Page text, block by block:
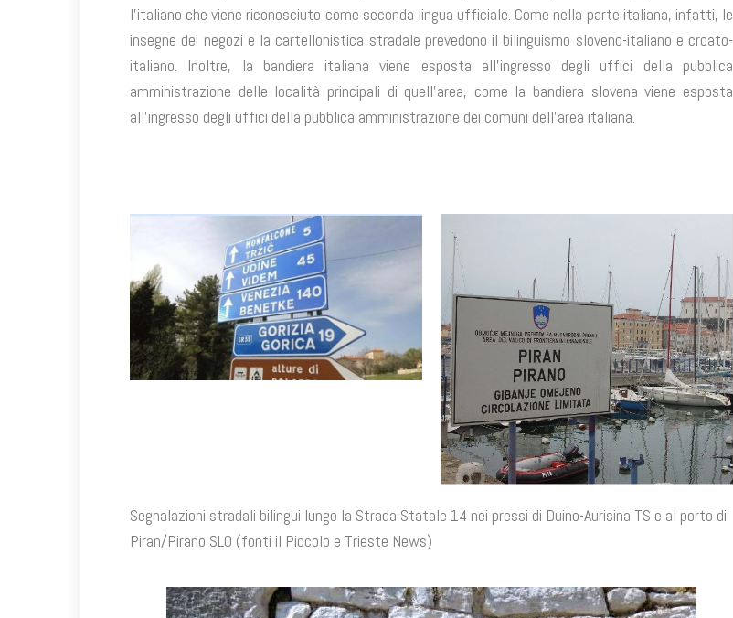
l’italiano che viene riconosciuto come seconda lingua ufficiale. Come nella parte italiana, infatti, le
insegne dei negozi e la cartellonistica stradale prevedono il bilinguismo sloveno-italiano e croato-
italiano. Inoltre, la bandiera italiana viene esposta all’ingresso degli uffici della pubblica
amministrazione delle località principali di quell’area, come la bandiera slovena viene esposta
all’ingresso degli uffici della pubblica amministrazione dei comuni dell’area italiana.
Segnalazioni stradali bilingui lungo la Strada Statale 14 nei pressi di Duino-Aurisina TS e al porto di
Piran/Pirano SLO (fonti il Piccolo e Trieste News)